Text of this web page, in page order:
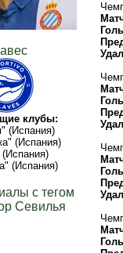
клубы:
(Испания)
(Испания)
(Испания)
с тегом
Севилья